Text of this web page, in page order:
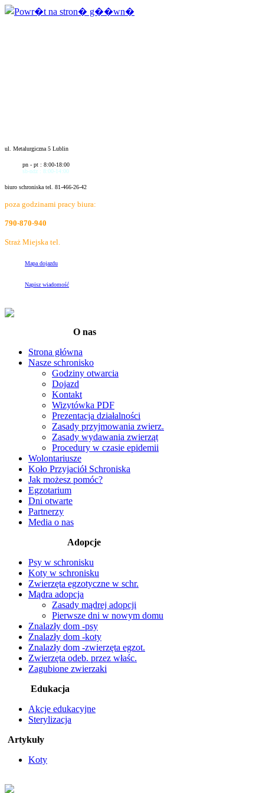
ul. Metalurgiczna 5 Lublin
pn - pt : 8:00-18:00
sb-ndz : 8:00-14:00
biuro schroniska tel. 81-466-26-42
poza godzinami pracy biura:
790-870-940
Straż Miejska tel.
Mapa dojazdu
Napisz wiadomość
O nas
Strona główna
Nasze schronisko
Godziny otwarcia
Dojazd
Kontakt
Wizytówka PDF
Prezentacja działalności
Zasady przyjmowania zwierz.
Zasady wydawania zwierząt
Procedury w czasie epidemii
Wolontariusze
Koło Przyjaciół Schroniska
Jak możesz pomóc?
Egzotarium
Dni otwarte
Partnerzy
Media o nas
Adopcje
Psy w schronisku
Koty w schronisku
Zwierzęta egzotyczne w schr.
Mądra adopcja
Zasady mądrej adopcji
Pierwsze dni w nowym domu
Znalazły dom -psy
Znalazły dom -koty
Znalazły dom -zwierzęta egzot.
Zwierzęta odeb. przez właśc.
Zagubione zwierzaki
Edukacja
Akcje edukacyjne
Sterylizacja
Artykuły
Koty